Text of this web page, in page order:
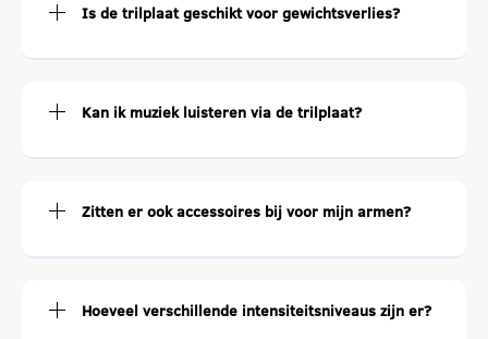
Is de trilplaat geschikt voor gewichtsverlies?
Kan ik muziek luisteren via de trilplaat?
Zitten er ook accessoires bij voor mijn armen?
Hoeveel verschillende intensiteitsniveaus zijn er?